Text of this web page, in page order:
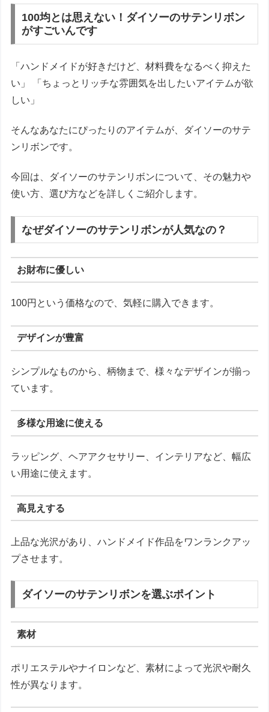
100均とは思えない！ダイソーのサテンリボン
がすごいんです
「ハンドメイドが好きだけど、材料費をなるべく抑えた
い」 「ちょっとリッチな雰囲気を出したいアイテムが欲
しい」
そんなあなたにぴったりのアイテムが、ダイソーのサテ
ンリボンです。
今回は、ダイソーのサテンリボンについて、その魅力や
使い方、選び方などを詳しくご紹介します。
なぜダイソーのサテンリボンが人気なの？
お財布に優しい
100円という価格なので、気軽に購入できます。
デザインが豊富
シンプルなものから、柄物まで、様々なデザインが揃っ
ています。
多様な用途に使える
ラッピング、ヘアアクセサリー、インテリアなど、幅広
い用途に使えます。
高見えする
上品な光沢があり、ハンドメイド作品をワンランクアッ
プさせます。
ダイソーのサテンリボンを選ぶポイント
素材
ポリエステルやナイロンなど、素材によって光沢や耐久
性が異なります。